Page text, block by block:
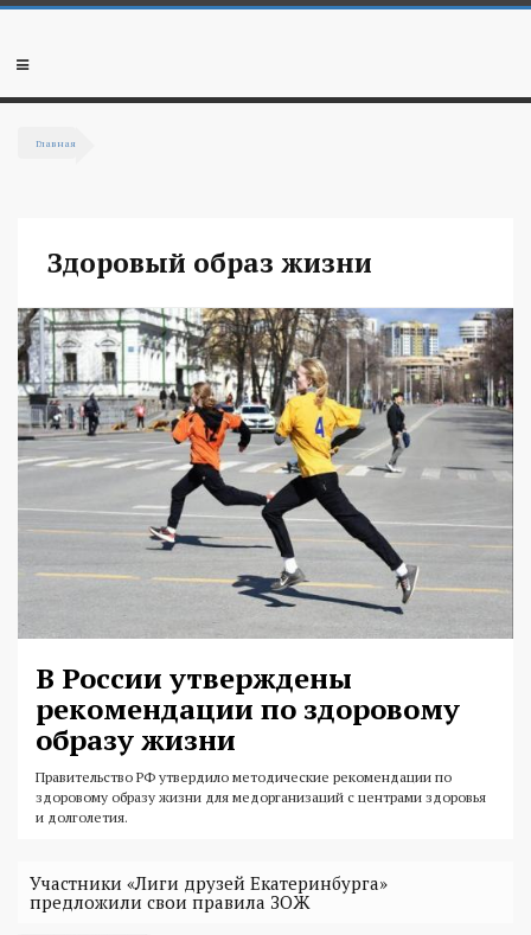
Перейти к основному содержанию
Мобильное
Главная
Здоровый образ жизни
В России утверждены
рекомендации по здоровому
образу жизни
Правительство РФ утвердило методические рекомендации по
здоровому образу жизни для медорганизаций с центрами здоровья
и долголетия.
Участники «Лиги друзей Екатеринбурга»
предложили свои правила ЗОЖ